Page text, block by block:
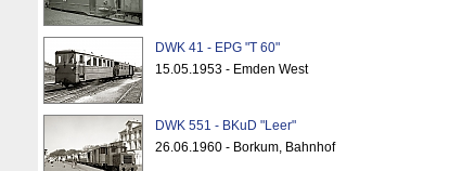
DWK 41 - EPG "T 60"
15.05.1953 - Emden West
DWK 551 - BKuD "Leer"
26.06.1960 - Borkum, Bahnhof